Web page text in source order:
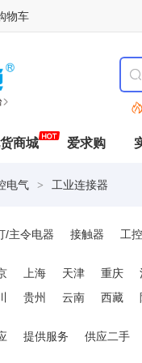
物车
商城 爱求购
电气 > 工业连接器
/主令电器 接触器 工
(PLC)
制冷/暖通设备
接线端子 电机与驱动
上海 天津 重庆
贵州 云南 西藏
提供服务 供应二手